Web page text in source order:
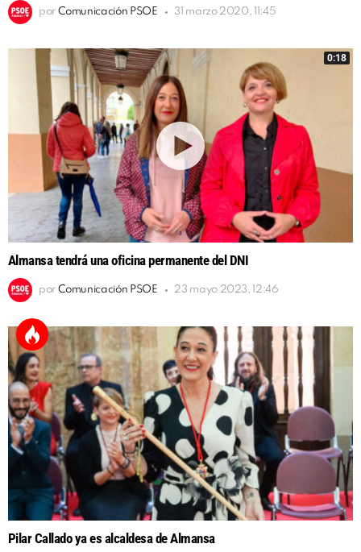
por Comunicación PSOE 31 marzo 2020, 11:45
0:18
Almansa tendrá una oficina permanente del DNI
por Comunicación PSOE 23 mayo 2023, 12:46
Pilar Callado ya es alcaldesa de Almansa